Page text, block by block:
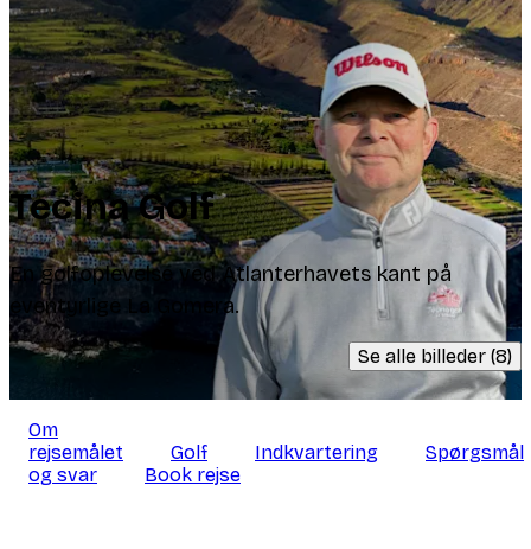
Tecina Golf
En golfoplevelse ved Atlanterhavets kant på
eventyrlige La Gomera.
Se alle billeder (8)
Om
rejsemålet
Golf Indkvartering
Spørgsmål
og svar
Book rejse